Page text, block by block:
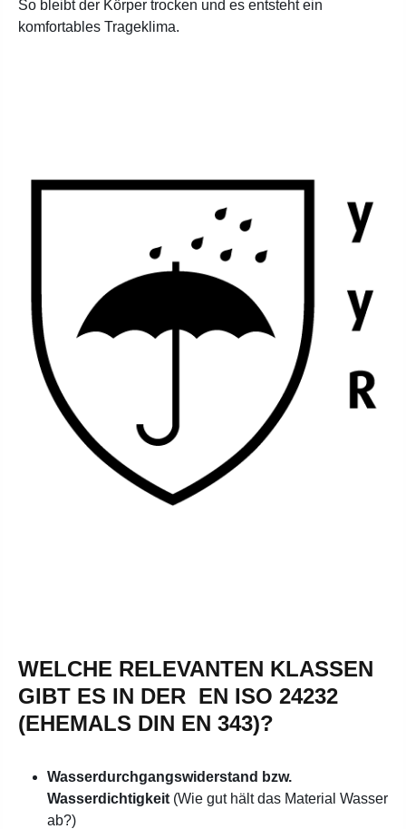
So bleibt der Körper trocken und es entsteht ein
komfortables Trageklima.
WELCHE RELEVANTEN KLASSEN
GIBT ES IN DER EN ISO 24232
(EHEMALS DIN EN 343)?
Wasserdurchgangswiderstand bzw.
Wasserdichtigkeit (Wie gut hält das Material Wasser
ab?)